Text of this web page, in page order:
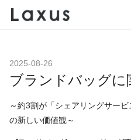
2025-08-26
ブランドバッグに
～約3割が「シェアリングサー
の新しい価値観～